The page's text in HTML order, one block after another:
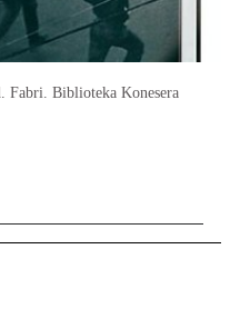
Fabri. Biblioteka Konesera